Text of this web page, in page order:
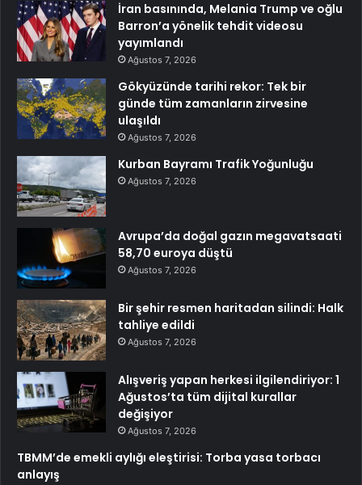
İran basınında, Melania Trump ve oğlu
Barron’a yönelik tehdit videosu
yayımlandı
Ağustos 7, 2026
Gökyüzünde tarihi rekor: Tek bir
günde tüm zamanların zirvesine
ulaşıldı
Ağustos 7, 2026
Kurban Bayramı Trafik Yoğunluğu
Ağustos 7, 2026
Avrupa’da doğal gazın megavatsaati
58,70 euroya düştü
Ağustos 7, 2026
Bir şehir resmen haritadan silindi: Halk
tahliye edildi
Ağustos 7, 2026
Alışveriş yapan herkesi ilgilendiriyor: 1
Ağustos’ta tüm dijital kurallar
değişiyor
Ağustos 7, 2026
TBMM’de emekli aylığı eleştirisi: Torba yasa torbacı
anlayış